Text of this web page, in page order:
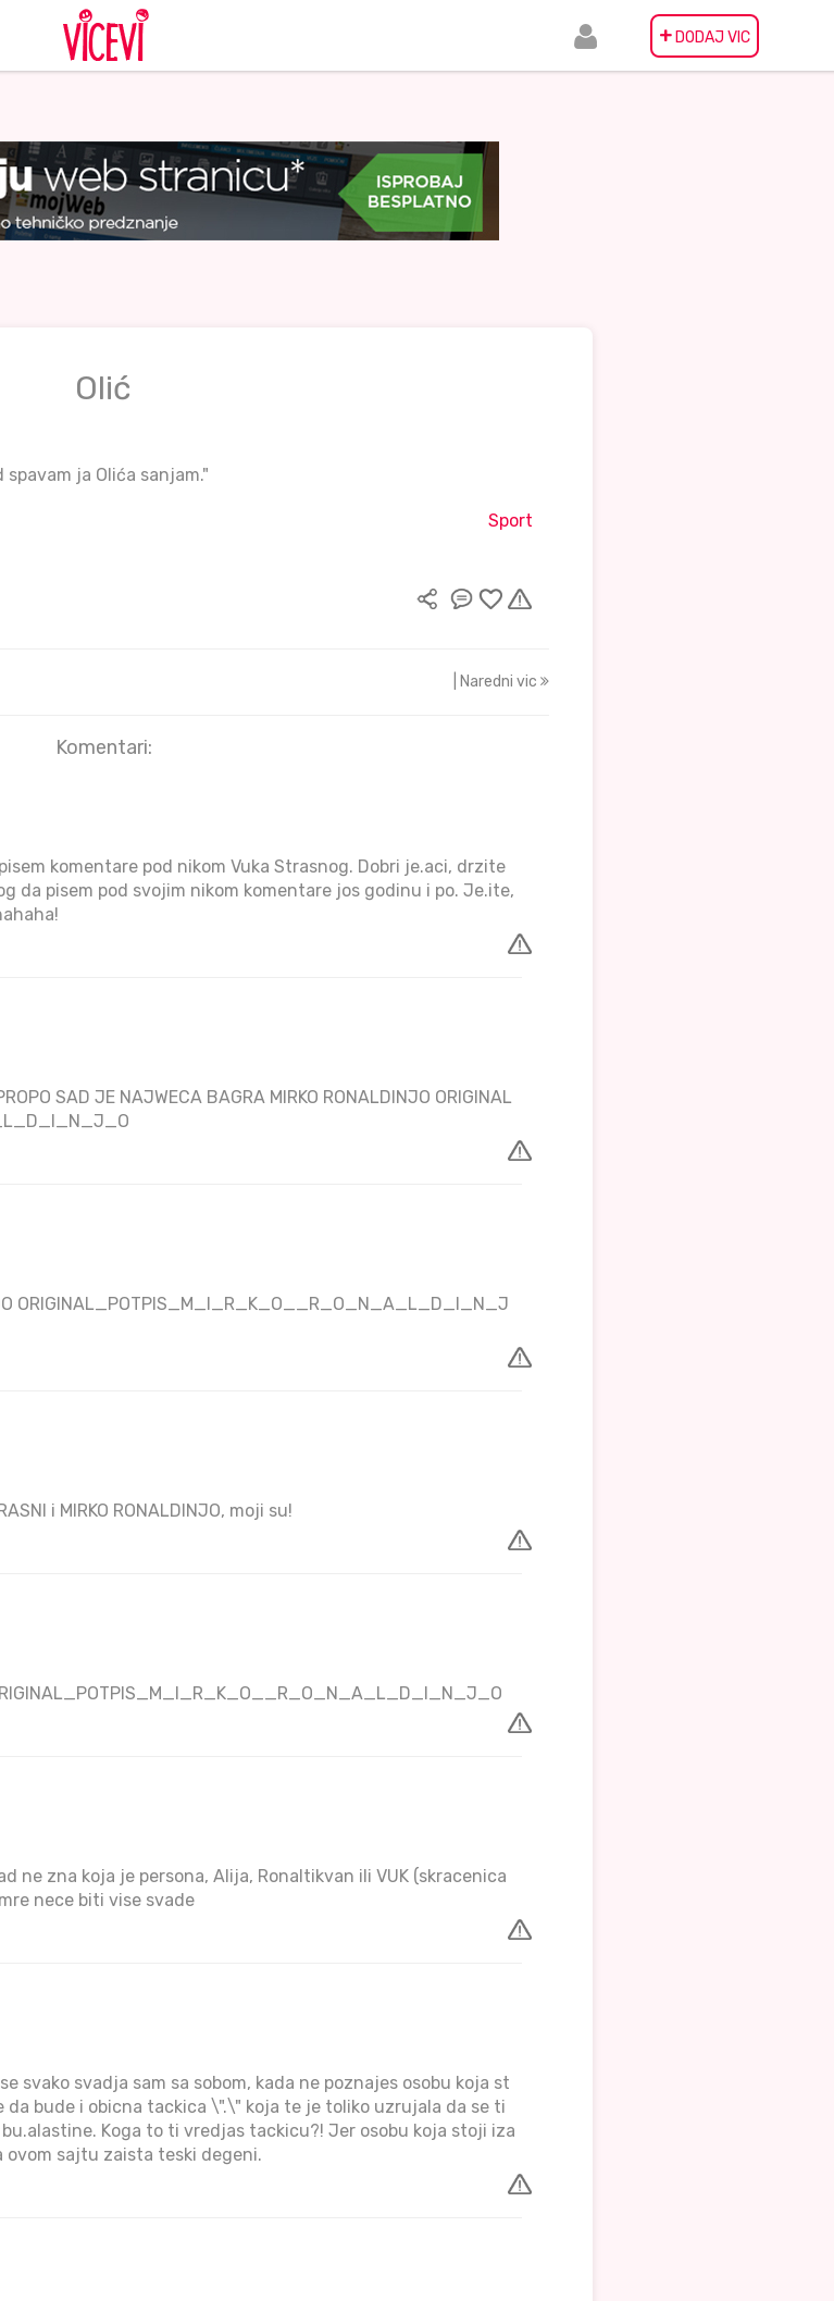
+ DODAJ VIC
Olić
ja Olića sanjam."
Sport
| Naredni vic
Komentari:
komentare pod nikom Vuka Strasnog. Dobri je.aci, drzite
da pisem pod svojim nikom komentare jos godinu i po. Je.ite,
SAD JE NAJWECA BAGRA MIRKO RONALDINJO ORIGINAL
ORIGINAL_POTPIS_M_I_R_K_O__R_O_N_A_L_D_I_N_J
i MIRKO RONALDINJO, moji su!
ORIGINAL_POTPIS_M_I_R_K_O__R_O_N_A_L_D_I_N_J_O
ne zna koja je persona, Alija, Ronaltikvan ili VUK (skracenica
nece biti vise svade
svako svadja sam sa sobom, kada ne poznajes osobu koja st
da bude i obicna tackica \".\" koja te je toliko uzrujala da se ti
Koga to ti vredjas tackicu?! Jer osobu koja stoji iza
ovom sajtu zaista teski degeni.